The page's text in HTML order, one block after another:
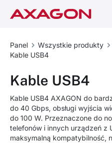
Panel Wszystkie produkty
Kable USB4
Kable USB4
Kable USB4 AXAGON do
do 40 Gbps, obsługi wyjścia
do 100 W. Przeznaczone do
telefonów i innych urządzeń z
maksymalną kompatybilność,